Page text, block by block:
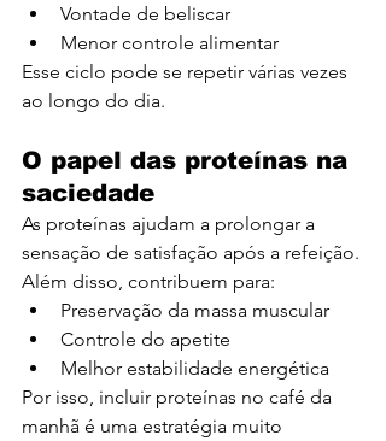
Vontade de beliscar
Menor controle alimentar
Esse ciclo pode se repetir várias vezes
ao longo do dia.
O papel das proteínas na
saciedade
As proteínas ajudam a prolongar a
sensação de satisfação após a refeição.
Além disso, contribuem para:
Preservação da massa muscular
Controle do apetite
Melhor estabilidade energética
Por isso, incluir proteínas no café da
manhã é uma estratégia muito